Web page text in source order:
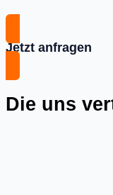
Jetzt anfragen
Die uns